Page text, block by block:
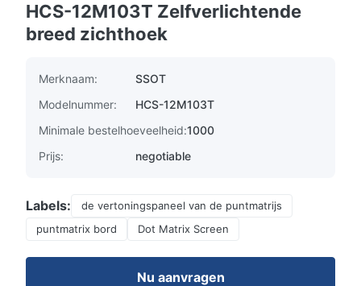
HCS-12M103T Zelfverlichtende
breed zichthoek
Merknaam:
SSOT
Modelnummer:
HCS-12M103T
Minimale bestelhoeveelheid:1000
Prijs:
negotiable
Labels:
de vertoningspaneel van de puntmatrijs
puntmatrix bord
Dot Matrix Screen
Nu aanvragen